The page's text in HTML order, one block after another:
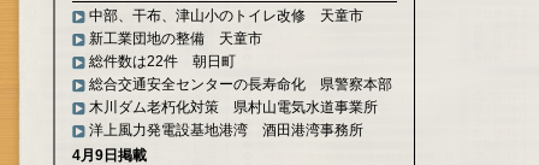
中部、干布、津山小のトイレ改修 天童市
新工業団地の整備 天童市
総件数は22件 朝日町
総合交通安全センターの長寿命化 県警察本部
木川ダム老朽化対策 県村山電気水道事業所
洋上風力発電設基地港湾 酒田港湾事務所
4月9日掲載